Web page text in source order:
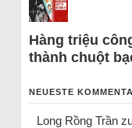
Hàng triệu
thành chuột
NEUESTE
Long Rồng Trần